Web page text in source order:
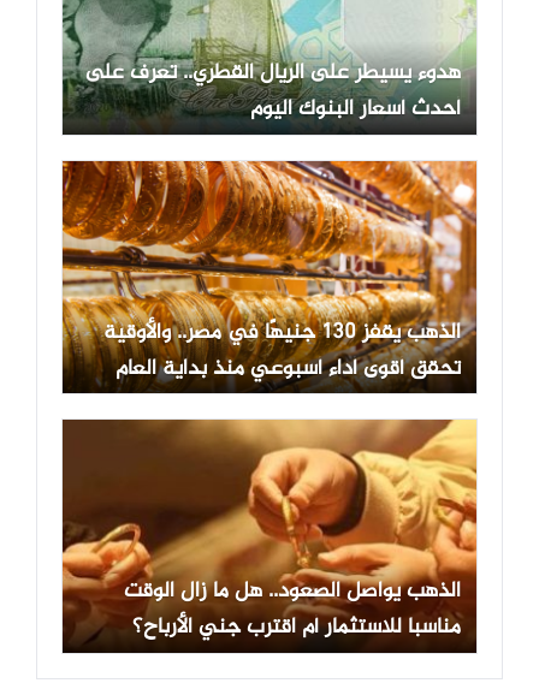
هدوء يسيطر على الريال القطري.. تعرف على
أحدث أسعار البنوك اليوم
الذهب يقفز 130 جنيهًا في مصر.. والأوقية
تحقق أقوى أداء أسبوعي منذ بداية العام
الذهب يواصل الصعود.. هل ما زال الوقت
مناسبا للاستثمار أم اقترب جني الأرباح؟